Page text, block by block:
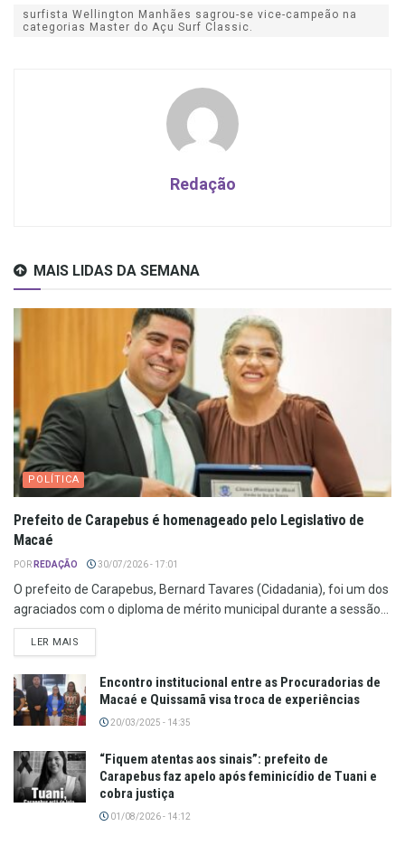
surfista Wellington Manhães sagrou-se vice-campeão na
categorias Master do Açu Surf Classic.
Redação
MAIS LIDAS DA SEMANA
POLÍTICA
Prefeito de Carapebus é homenageado pelo Legislativo de
Macaé
POR REDAÇÃO 30/07/2026 - 17:01
O prefeito de Carapebus, Bernard Tavares (Cidadania), foi um dos
agraciados com o diploma de mérito municipal durante a sessão...
LER MAIS
Encontro institucional entre as Procuradorias de
Macaé e Quissamã visa troca de experiências
20/03/2025 - 14:35
“Fiquem atentas aos sinais”: prefeito de
Carapebus faz apelo após feminicídio de Tuani e
cobra justiça
01/08/2026 - 14:12